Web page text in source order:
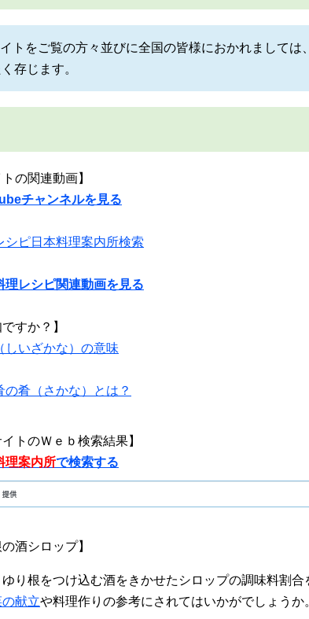
トをご覧の方々並びに全国の皆様におかれましては
存じます。
トの関連動画】
チャンネルを見る
シピ日本料理案内所検索
理レシピ関連動画を見る
ですか？】
しいざかな）の意味
の肴（さかな）とは？
イトのＷｅｂ検索結果】
理案内所で検索する
の酒シロップ】
り根をつけ込む酒をきかせたシロップの調味料割
献立や料理作りの参考にされてはいかがでしょうか